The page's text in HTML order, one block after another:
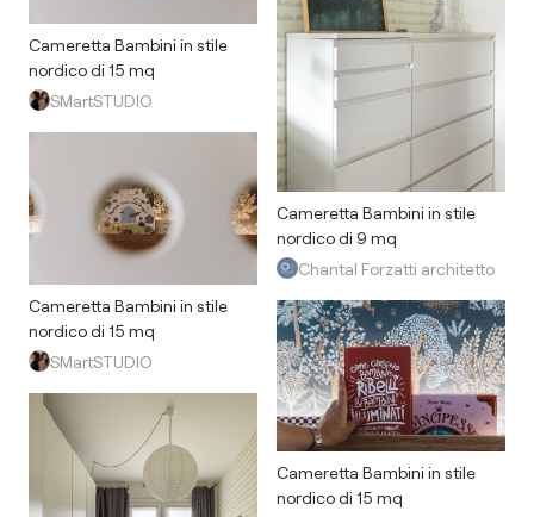
Cameretta Bambini in stile
nordico di 15 mq
SMartSTUDIO
Cameretta Bambini in stile
nordico di 15 mq
SMartSTUDIO
Cameretta Bambini in stile
nordico di 9 mq
Chantal Forzatti architetto
Cameretta Bambini in stile
nordico di 15 mq